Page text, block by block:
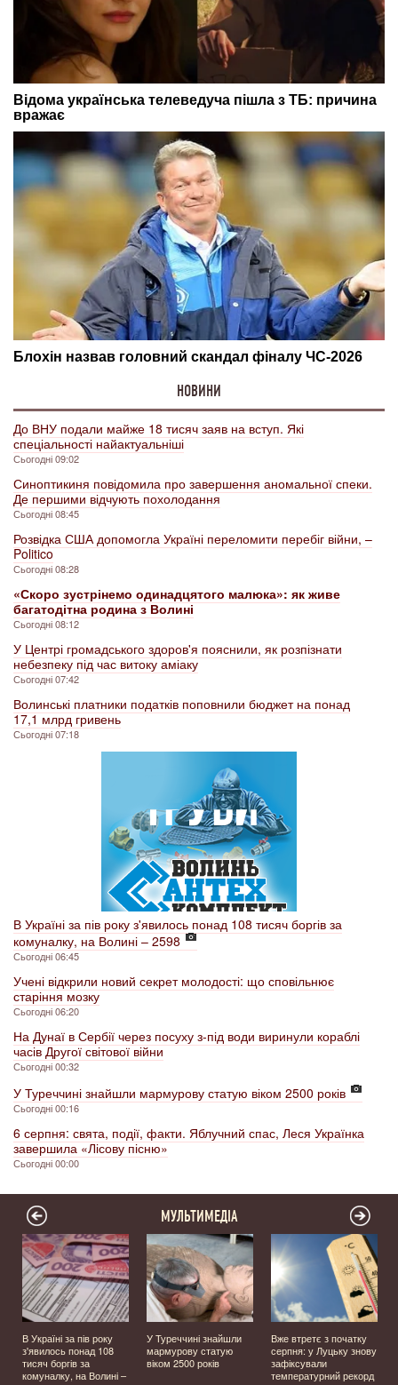
НОВИНИ
До ВНУ подали майже 18 тисяч заяв на вступ. Які
спеціальності найактуальніші
Сьогодні 09:02
Синоптикиня повідомила про завершення аномальної спеки.
Де першими відчують похолодання
Сьогодні 08:45
Розвідка США допомогла Україні переломити перебіг війни, –
Politico
Сьогодні 08:28
«Скоро зустрінемо одинадцятого малюка»: як живе
багатодітна родина з Волині
Сьогодні 08:12
У Центрі громадського здоров'я пояснили, як розпізнати
небезпеку під час витоку аміаку
Сьогодні 07:42
Волинські платники податків поповнили бюджет на понад
17,1 млрд гривень
Сьогодні 07:18
В Україні за пів року з'явилось понад 108 тисяч боргів за
комуналку, на Волині – 2598
Сьогодні 06:45
Учені відкрили новий секрет молодості: що сповільнює
старіння мозку
Сьогодні 06:20
На Дунаї в Сербії через посуху з-під води виринули кораблі
часів Другої світової війни
Сьогодні 00:32
У Туреччині знайшли мармурову статую віком 2500 років
Сьогодні 00:16
6 серпня: свята, події, факти. Яблучний спас, Леся Українка
завершила «Лісову пісню»
Сьогодні 00:00
МУЛЬТИМЕДІА
В Україні за пів року
з'явилось понад 108
тисяч боргів за
комуналку, на Волині –
У Туреччині знайшли
мармурову статую
віком 2500 років
Вже втретє з початку
серпня: у Луцьку знову
зафіксували
температурний рекорд